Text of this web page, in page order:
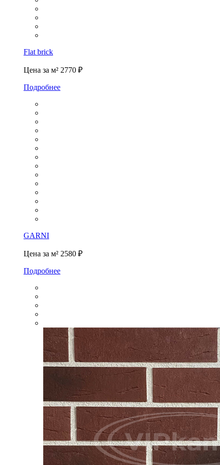
Flat brick
Цена за м² 2770 ₽
Подробнее
GARNI
Цена за м² 2580 ₽
Подробнее